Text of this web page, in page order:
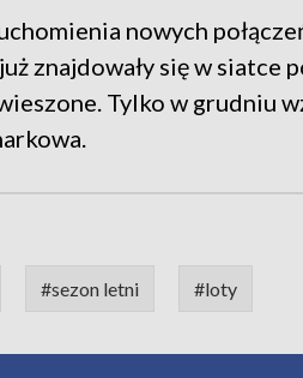
nowych
znajdowały się w siatce
Tylko w grudniu
#sezon letni #loty